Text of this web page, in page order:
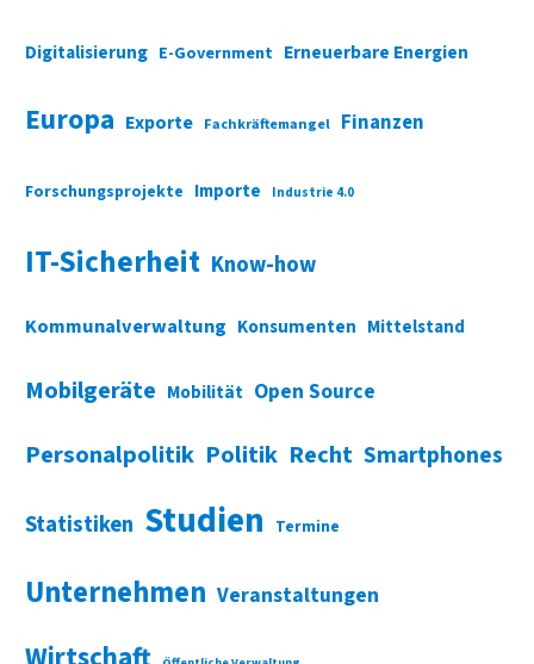
Digitalisierung E-Government Erneuerbare Energien
Europa Exporte Fachkräftemangel Finanzen
Forschungsprojekte Importe Industrie 4.0
IT-Sicherheit Know-how
Kommunalverwaltung Konsumenten Mittelstand
Mobilgeräte Mobilität Open Source
Personalpolitik Politik Recht Smartphones
Statistiken Studien Termine
Unternehmen Veranstaltungen